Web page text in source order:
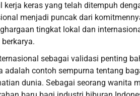
keras yang telah ditempuh
menjadi puncak dari
tingkat lokal dan
sebagai validasi penting
adalah contoh sempurna tentang
dunia. Sebagai seorang wanita